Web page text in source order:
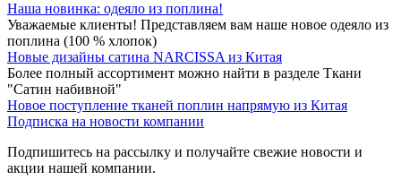
Наша новинка: одеяло из поплина!
Уважаемые клиенты! Представляем вам наше новое одеяло из
поплина (100 % хлопок)
Новые дизайны сатина NARCISSA из Китая
Более полный ассортимент можно найти в разделе Ткани
"Сатин набивной"
Новое поступление тканей поплин напрямую из Китая
Подписка на новости компании
Подпишитесь на рассылку и получайте свежие новости и
акции нашей компании.